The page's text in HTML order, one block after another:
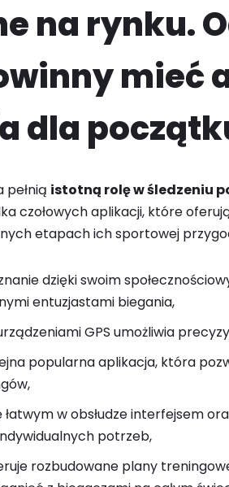
na rynku.
mieć
dla
pełnią istotną rolę w śledzeniu
czołowych aplikacji, które
etapach ich sportowej
dzięki swoim
entuzjastami biegania,
GPS umożliwia
popularna aplikacja, która
w obsłudze interfejsem
potrzeb,
rozbudowane plany